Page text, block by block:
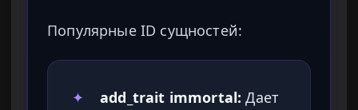
Популярные ID сущностей:
✦ add_trait immortal: Дает